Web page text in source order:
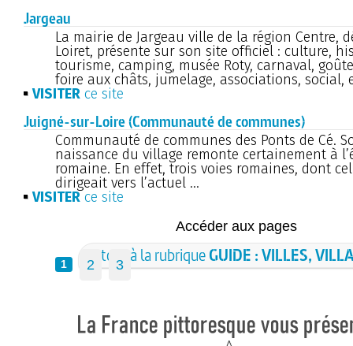
Jargeau
La mairie de Jargeau ville de la région Centre,
Loiret, présente sur son site officiel : culture,
tourisme, camping, musée Roty, carnaval,
foire aux châts, jumelage, associations, social,
VISITER ce site
Juigné-sur-Loire (Communauté de communes)
Communauté de communes des Ponts de Cé.
naissance du village remonte certainement à
romaine. En effet, trois voies romaines, dont
dirigeait vers l’actuel ...
VISITER ce site
Accéder aux pages
1 2 3
Retour à la rubriqueGUIDE : VILLES,